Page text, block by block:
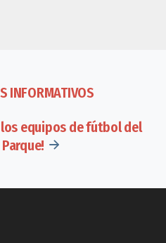
INFORMATIVOS
los equipos de fútbol del